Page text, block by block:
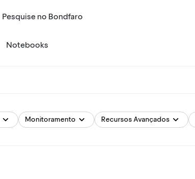
Pesquise
Notebooks
Monitoramento Recursos Avançados